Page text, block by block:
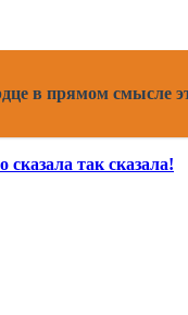
в прямом смысле
так сказала!